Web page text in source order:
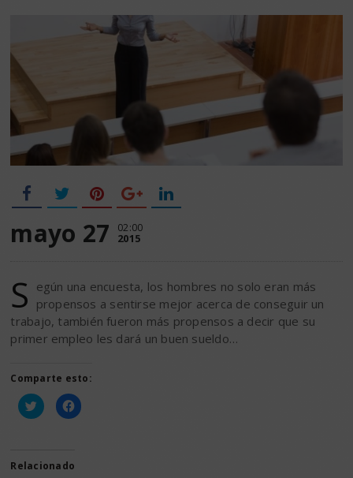
mayo 27 02:00
2015
S egún una encuesta, los hombres no solo eran más
propensos a sentirse mejor acerca de conseguir un
trabajo, también fueron más propensos a decir que su
primer empleo les dará un buen sueldo…
Comparte esto:
Haz
clic
(Se
abre
Haz
clic
Relacionado